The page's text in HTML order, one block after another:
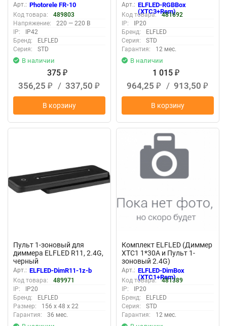
Арт.: Photorele FR-10
Код товара:
489803
Напряжение:
220 — 220 В
IP:
IP42
Бренд:
ELFLED
Серия:
STD
В наличии
375 ₽
356,25 ₽ / 337,50 ₽
В корзину
Арт.: ELFLED-RGBBox
(XTC3+Rem)
Код товара:
481692
IP:
IP20
Бренд:
ELFLED
Серия:
STD
Гарантия:
12 мес.
В наличии
1 015 ₽
964,25 ₽ / 913,50 ₽
В корзину
Пульт 1-зоновый для
диммера ELFLED R11, 2.4G,
черный
Арт.: ELFLED-DimR11-1z-b
Код товара:
489971
IP:
IP20
Бренд:
ELFLED
Размер:
156 x 48 x 22
Гарантия:
36 мес.
Комплект ELFLED (Диммер
XTC1 1*30А и Пульт 1-
зоновый 2.4G)
Арт.: ELFLED-DimBox
(XTC1+Rem)
Код товара:
481389
IP:
IP20
Бренд:
ELFLED
Серия:
STD
Гарантия:
12 мес.